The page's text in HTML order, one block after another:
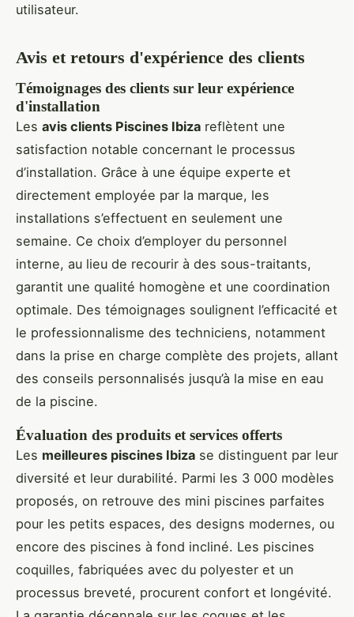
utilisateur.
Avis et retours d'expérience des clients
Témoignages des clients sur leur expérience
d'installation
Les avis clients Piscines Ibiza reflètent une
satisfaction notable concernant le processus
d’installation. Grâce à une équipe experte et
directement employée par la marque, les
installations s’effectuent en seulement une
semaine. Ce choix d’employer du personnel
interne, au lieu de recourir à des sous-traitants,
garantit une qualité homogène et une coordination
optimale. Des témoignages soulignent l’efficacité et
le professionnalisme des techniciens, notamment
dans la prise en charge complète des projets, allant
des conseils personnalisés jusqu’à la mise en eau
de la piscine.
Évaluation des produits et services offerts
Les meilleures piscines Ibiza se distinguent par leur
diversité et leur durabilité. Parmi les 3 000 modèles
proposés, on retrouve des mini piscines parfaites
pour les petits espaces, des designs modernes, ou
encore des piscines à fond incliné. Les piscines
coquilles, fabriquées avec du polyester et un
processus breveté, procurent confort et longévité.